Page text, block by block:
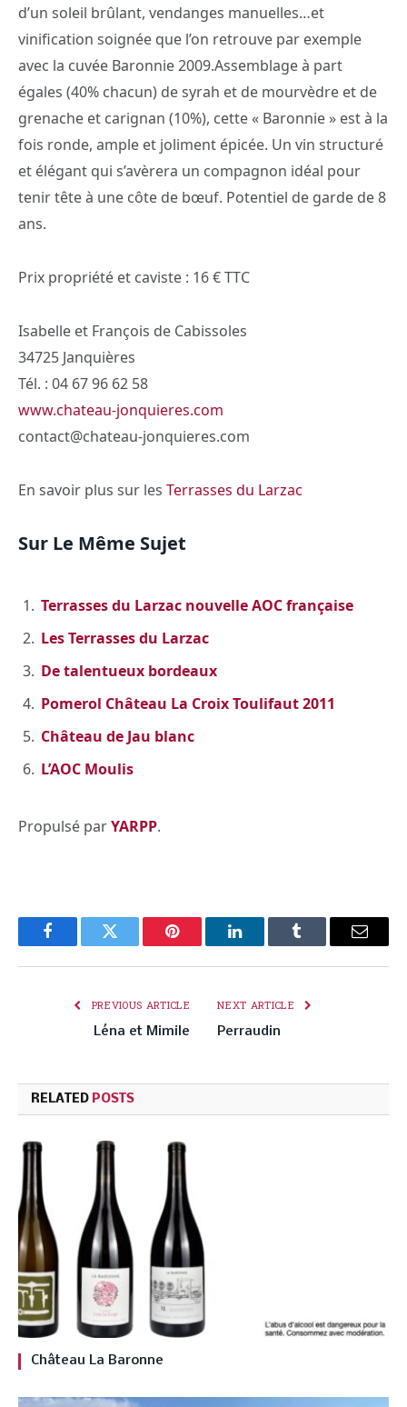
d’un soleil brûlant, vendanges manuelles…et
vinification soignée que l’on retrouve par exemple
avec la cuvée Baronnie 2009.Assemblage à part
égales (40% chacun) de syrah et de mourvèdre et de
grenache et carignan (10%), cette « Baronnie » est à la
fois ronde, ample et joliment épicée. Un vin structuré
et élégant qui s’avèrera un compagnon idéal pour
tenir tête à une côte de bœuf. Potentiel de garde de 8
ans.
Prix propriété et caviste : 16 € TTC
Isabelle et François de Cabissoles
34725 Janquières
Tél. : 04 67 96 62 58
www.chateau-jonquieres.com
contact@chateau-jonquieres.com
En savoir plus sur les Terrasses du Larzac
Sur Le Même Sujet
Terrasses du Larzac nouvelle AOC française
Les Terrasses du Larzac
De talentueux bordeaux
Pomerol Château La Croix Toulifaut 2011
Château de Jau blanc
L’AOC Moulis
Propulsé parYARPP.
FacebookTwitter Pinterest LinkedInTumblr Email
PREVIOUS ARTICLE
Léna et Mimile
NEXT ARTICLE
Perraudin
RELATED POSTS
Château La Baronne